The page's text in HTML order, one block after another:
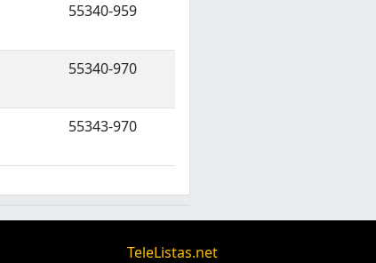
55340-959
55340-970
55343-970
TeleListas.net